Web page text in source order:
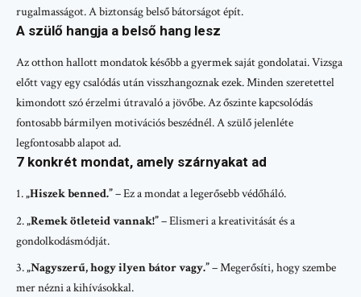
rugalmasságot. A biztonság belső bátorságot épít.
A szülő hangja a belső hang lesz
Az otthon hallott mondatok később a gyermek saját gondolatai. Vizsga
előtt vagy egy csalódás után visszhangoznak ezek. Minden szeretettel
kimondott szó érzelmi útravaló a jövőbe. Az őszinte kapcsolódás
fontosabb bármilyen motivációs beszédnél. A szülő jelenléte
legfontosabb alapot ad.
7 konkrét mondat, amely szárnyakat ad
„Hiszek benned.”– Ez a mondat a legerősebb védőháló.
„Remek ötleteid vannak!”– Elismeri a kreativitását és a
gondolkodásmódját.
„Nagyszerű, hogy ilyen bátor vagy.”– Megerősíti, hogy szembe
mer nézni a kihívásokkal.